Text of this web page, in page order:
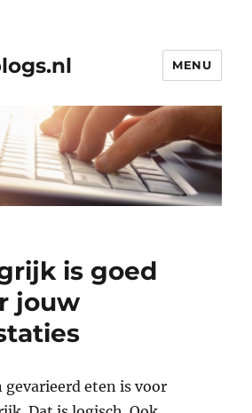
MENU
is goed
jouw
gevarieerd eten is voor